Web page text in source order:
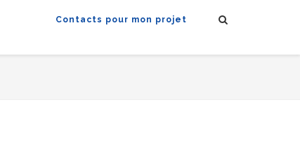
Contacts pour mon projet